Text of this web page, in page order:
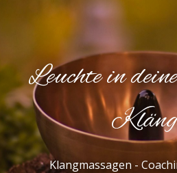
Leuchte in
Klangmassagen -